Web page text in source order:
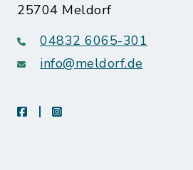
25704 Meldorf
04832 6065-301
info@meldorf.de
facebookinstagram